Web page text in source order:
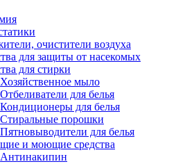
очистители воздуха
для защиты от насекомых
для стирки
Хозяйственное мыло
Отбеливатели для белья
Кондиционеры для белья
Стиральные порошки
Пятновыводители для белья
и моющие средства
Антинакипин